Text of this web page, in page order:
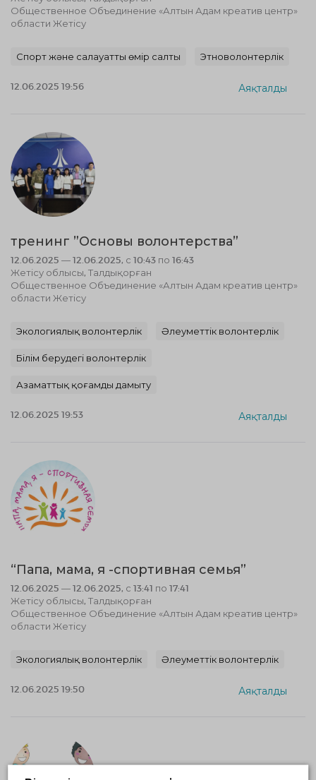
Общественное Объединение «Алтын Адам креатив центр»
области Жетісу
Спорт және салауатты өмір салты Этноволонтерлік
12.06.2025 19:56 Аяқталды
тренинг ”Основы волонтерства”
12.06.2025 — 12.06.2025, с 10:43 по 16:43
Жетісу облысы, Талдықорған
Общественное Объединение «Алтын Адам креатив центр»
области Жетісу
Экологиялық волонтерлік Әлеуметтік волонтерлік
Білім берудегі волонтерлік
Азаматтық қоғамды дамыту
12.06.2025 19:53 Аяқталды
“Папа, мама, я -спортивная семья”
12.06.2025 — 12.06.2025, с 13:41 по 17:41
Жетісу облысы, Талдықорған
Общественное Объединение «Алтын Адам креатив центр»
области Жетісу
Экологиялық волонтерлік Әлеуметтік волонтерлік
12.06.2025 19:50 Аяқталды